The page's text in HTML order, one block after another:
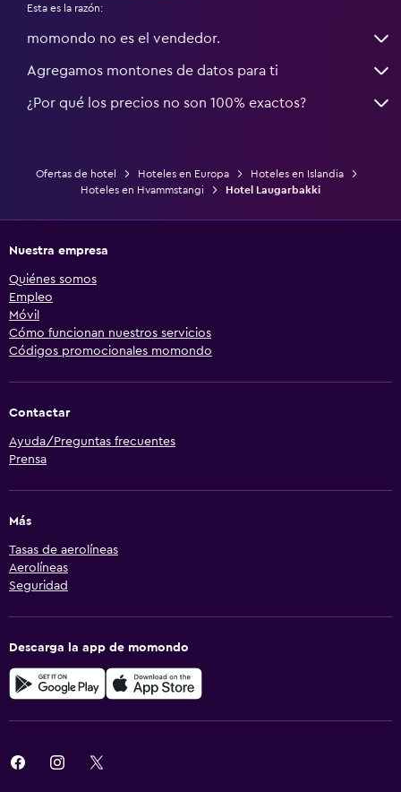
Esta es la razón:
momondo no es el vendedor.
Agregamos montones de datos para ti
¿Por qué los precios no son 100% exactos?
Ofertas de hotel Hoteles en Europa
Hoteles en Islandia
Hoteles en Hvammstangi
Hotel Laugarbakki
Nuestra empresa
Quiénes somos
Empleo
Móvil
Cómo funcionan nuestros servicios
Códigos promocionales momondo
Contactar
Ayuda/Preguntas frecuentes
Prensa
Más
Tasas de aerolíneas
Aerolíneas
Seguridad
Descarga la app de momondo